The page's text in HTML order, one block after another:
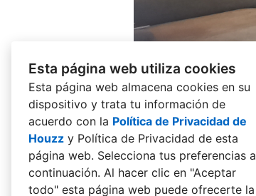
Esta página web utiliza cookies
Esta página web almacena cookies en su
dispositivo y trata tu información de
acuerdo con la Política de Privacidad de
Houzz y Política de Privacidad de esta
página web. Selecciona tus preferencias a
continuación. Al hacer clic en "Aceptar
todo" esta página web puede ofrecerte la